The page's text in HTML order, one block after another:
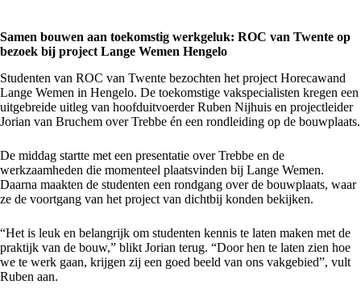
Samen bouwen aan toekomstig werkgeluk: ROC van Twente op
bezoek bij project Lange Wemen Hengelo
Studenten van ROC van Twente bezochten het project Horecawand
Lange Wemen in Hengelo. De toekomstige vakspecialisten kregen een
uitgebreide uitleg van hoofduitvoerder Ruben Nijhuis en projectleider
Jorian van Bruchem over Trebbe én een rondleiding op de bouwplaats.
De middag startte met een presentatie over Trebbe en de
werkzaamheden die momenteel plaatsvinden bij Lange Wemen.
Daarna maakten de studenten een rondgang over de bouwplaats, waar
ze de voortgang van het project van dichtbij konden bekijken.
“Het is leuk en belangrijk om studenten kennis te laten maken met de
praktijk van de bouw,” blikt Jorian terug. “Door hen te laten zien hoe
we te werk gaan, krijgen zij een goed beeld van ons vakgebied”, vult
Ruben aan.